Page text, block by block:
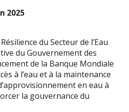
2025
du Secteur de l’Eau
du Gouvernement des
de la Banque Mondiale
à l’eau et à la maintenance
en eau à
la gouvernance du